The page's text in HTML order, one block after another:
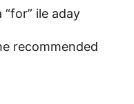
ile aday
recommended